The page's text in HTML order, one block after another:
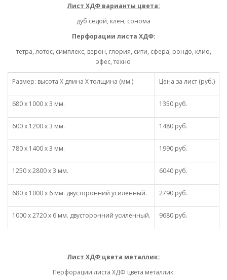
Лист ХДФ варианты цвета:
дуб седой, клен, сонома
Перфорации листа ХДФ:
тетра, лотос, симплекс, верон, глория, сити, сфера, рондо, клио,
эфес, техно
Размер: высота Х длина Х толщина (мм.) Цена за лист (руб.)
680 х 1000 х 3 мм. 1350 руб.
600 х 1200 х 3 мм. 1480 руб.
780 х 1400 х 3 мм. 1990 руб.
1250 х 2800 х 3 мм. 6040 руб.
680 х 1000 х 6 мм. двусторонний усиленный. 2790 руб.
1000 х 2720 х 6 мм. двусторонний усиленный. 9680 руб.
Лист ХДФ цвета металлик:
Перфорации листа ХДФ цвета металлик: